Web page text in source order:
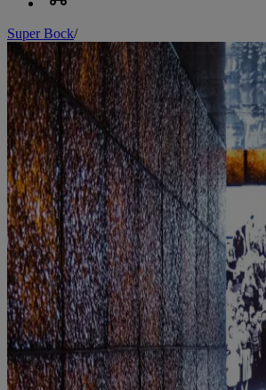
Super Bock/